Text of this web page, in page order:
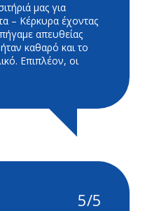
μας για
– Κέρκυρα έχοντας
απευθείας
καθαρό και το
Επιπλέον, οι
5/5